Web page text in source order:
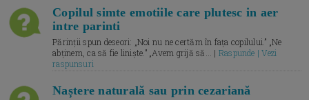
Copilul simte emotiile care plutesc in aer
intre parinti
Părinții spun deseori: „Noi nu ne certăm în fața copilului.” „Ne
abținem, ca să fie liniște.” „Avem grijă să... | Raspunde | Vezi
raspunsuri
Naștere naturală sau prin cezariană